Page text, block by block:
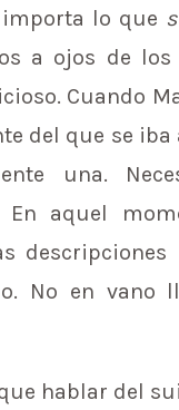
lo que
a ojos de
Cuando
del que se
una.
En aquel
No en vano
hablar del